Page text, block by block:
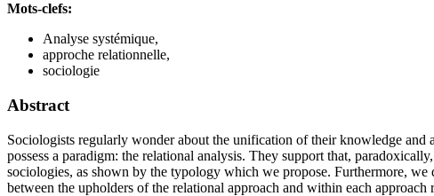
Mots-clefs:
Analyse systémique,
approche relationnelle,
sociologie
Abstract
Sociologists regularly wonder about the unification of their knowledge and
possess a paradigm: the relational analysis. They support that,
sociologies, as shown by the typology which we propose. Furthermore,
between the upholders of the relational approach and within each approach